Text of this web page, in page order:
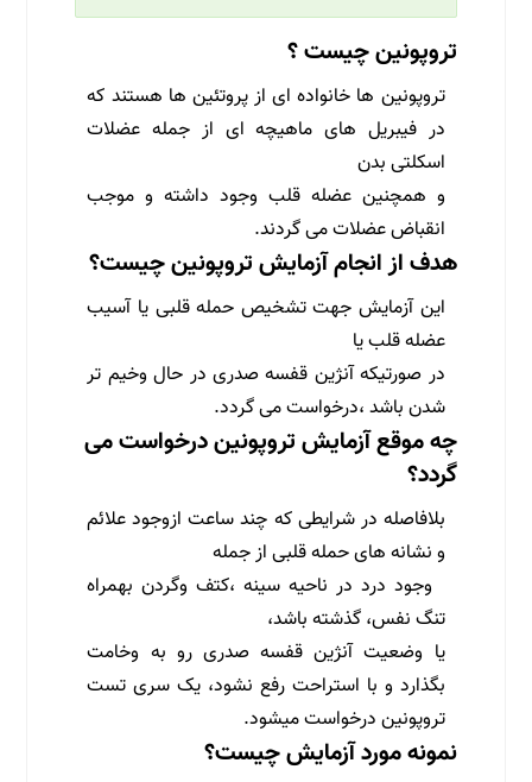
تروپونین چیست ؟
تروپونین ها خانواده ای از پروتئین ها هستند که
در فیبریل های ماهیچه ای از جمله عضلات
اسکلتی بدن
و همچنین عضله قلب وجود داشته و موجب
انقباض عضلات می گردند.
هدف از انجام آزمایش تروپونین چیست؟
این آزمایش جهت تشخیص حمله قلبی یا آسیب
عضله قلب یا
در صورتیکه آنژین قفسه صدری در حال وخیم تر
شدن باشد ،درخواست می گردد.
چه موقع آزمایش تروپونین درخواست می
گردد؟
بلافاصله در شرایطی که چند ساعت ازوجود علائم
و نشانه های حمله قلبی از جمله
وجود درد در ناحیه سینه ،کتف وگردن بهمراه
تنگ نفس، گذشته باشد،
یا وضعیت آنژین قفسه صدری رو به وخامت
بگذارد و با استراحت رفع نشود، یک سری تست
تروپونین درخواست میشود.
نمونه مورد آزمایش چیست؟